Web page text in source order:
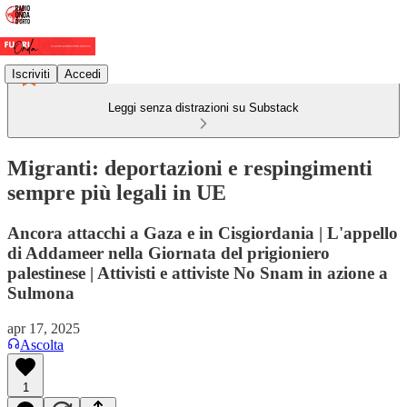
Iscriviti Accedi
Leggi senza distrazioni su Substack
Migranti: deportazioni e respingimenti
sempre più legali in UE
Ancora attacchi a Gaza e in Cisgiordania | L'appello
di Addameer nella Giornata del prigioniero
palestinese | Attivisti e attiviste No Snam in azione a
Sulmona
apr 17, 2025
Ascolta
1